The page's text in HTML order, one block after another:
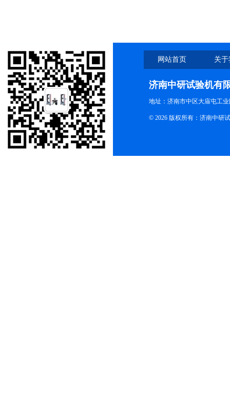
网站首页 关
济南中研试验机有
地址：济南市中区大庙屯工
© 2026 版权所有：济南中研